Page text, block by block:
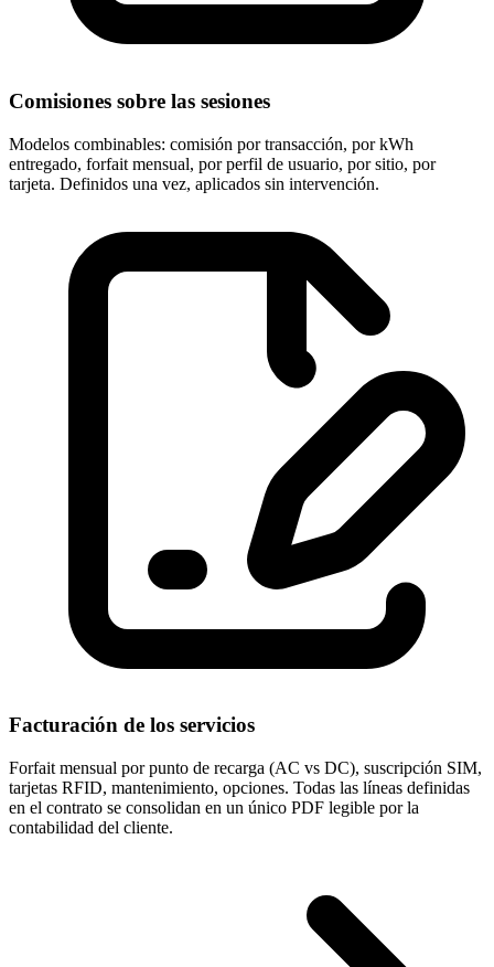
Comisiones sobre las sesiones
Modelos combinables: comisión por transacción, por kWh
entregado, forfait mensual, por perfil de usuario, por sitio, por
tarjeta. Definidos una vez, aplicados sin intervención.
Facturación de los servicios
Forfait mensual por punto de recarga (AC vs DC), suscripción SIM,
tarjetas RFID, mantenimiento, opciones. Todas las líneas definidas
en el contrato se consolidan en un único PDF legible por la
contabilidad del cliente.